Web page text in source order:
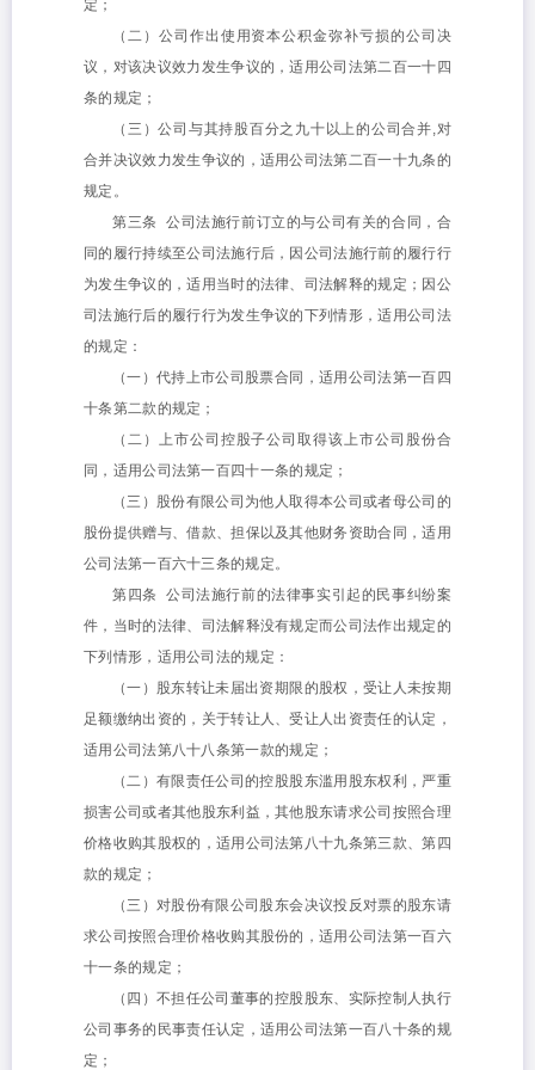
定；
（二）公司作出使用资本公积金弥补亏损的公司决
议，对该决议效力发生争议的，适用公司法第二百一十四
条的规定；
（三）公司与其持股百分之九十以上的公司合并,对
合并决议效力发生争议的，适用公司法第二百一十九条的
规定。
第三条 公司法施行前订立的与公司有关的合同，合
同的履行持续至公司法施行后，因公司法施行前的履行行
为发生争议的，适用当时的法律、司法解释的规定；因公
司法施行后的履行行为发生争议的下列情形，适用公司法
的规定：
（一）代持上市公司股票合同，适用公司法第一百四
十条第二款的规定；
（二）上市公司控股子公司取得该上市公司股份合
同，适用公司法第一百四十一条的规定；
（三）股份有限公司为他人取得本公司或者母公司的
股份提供赠与、借款、担保以及其他财务资助合同，适用
公司法第一百六十三条的规定。
第四条 公司法施行前的法律事实引起的民事纠纷案
件，当时的法律、司法解释没有规定而公司法作出规定的
下列情形，适用公司法的规定：
（一）股东转让未届出资期限的股权，受让人未按期
足额缴纳出资的，关于转让人、受让人出资责任的认定，
适用公司法第八十八条第一款的规定；
（二）有限责任公司的控股股东滥用股东权利，严重
损害公司或者其他股东利益，其他股东请求公司按照合理
价格收购其股权的，适用公司法第八十九条第三款、第四
款的规定；
（三）对股份有限公司股东会决议投反对票的股东请
求公司按照合理价格收购其股份的，适用公司法第一百六
十一条的规定；
（四）不担任公司董事的控股股东、实际控制人执行
公司事务的民事责任认定，适用公司法第一百八十条的规
定；